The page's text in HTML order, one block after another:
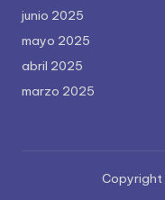
junio 2025
mayo 2025
abril 2025
marzo 2025